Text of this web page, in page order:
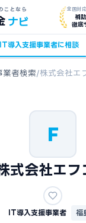
ことなら
ナビ
全国対
補
徹底
IT導入支援事業者に相談
業者検索/株式会社エ
F
式会社エフ
IT導入支援事業者 福